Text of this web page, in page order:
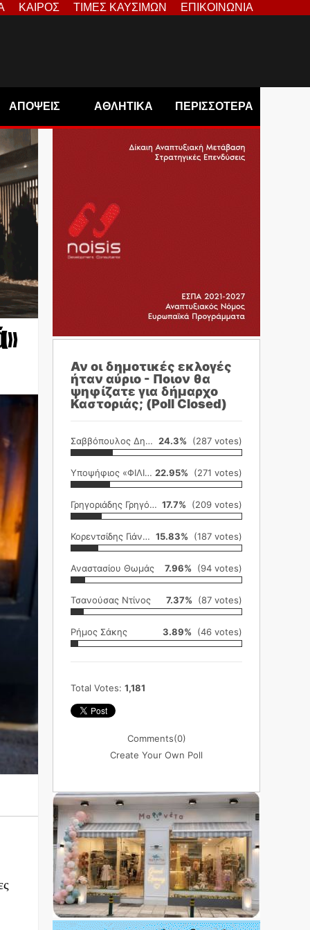
ΚΑΙΡΟΣ ΤΙΜΕΣ ΚΑΥΣΙΜΩΝ ΕΠΙΚΟΙΝΩΝΙΑ
ΑΠΟΨΕΙΣ ΑΘΛΗΤΙΚΑ ΠΕΡΙΣΣΟΤΕΡΑ
Αν οι δημοτικές εκλογές
ήταν αύριο - Ποιον θα
ψηφίζατε για δήμαρχο
Καστοριάς; (Poll Closed)
Σαββόπουλος Δημήτρης 24.3% (287 votes)
Υποψήφιος «ΦΙΛΙΚΗ ΕΤΑΙΡΕΙΑ» 22.95% (271 votes)
Γρηγοριάδης Γρηγόρης 17.7% (209 votes)
Κορεντσίδης Γιάννης 15.83% (187 votes)
Αναστασίου Θωμάς 7.96% (94 votes)
Τσανούσας Ντίνος 7.37% (87 votes)
Ρήμος Σάκης 3.89% (46 votes)
Total Votes: 1,181
Comments(0)
Create Your Own Poll